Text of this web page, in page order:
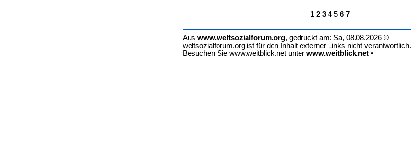
1 2 3 4 5 6 7
Aus www.weltsozialforum.org, gedruckt am: Sa, 08.08.2026 ©
weltsozialforum.org ist für den Inhalt externer Links nicht verantwortlich.
Besuchen Sie www.weitblick.net unter www.weitblick.net •